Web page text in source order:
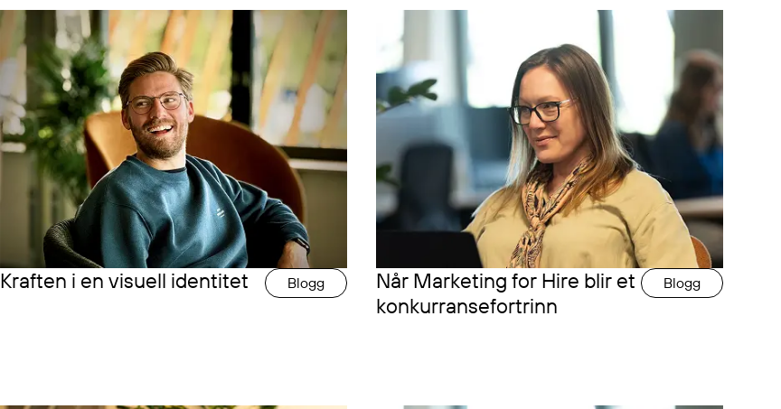
Kraften i en visuell identitet Blogg
Når Marketing for Hire blir et
konkurransefortrinn
Blogg